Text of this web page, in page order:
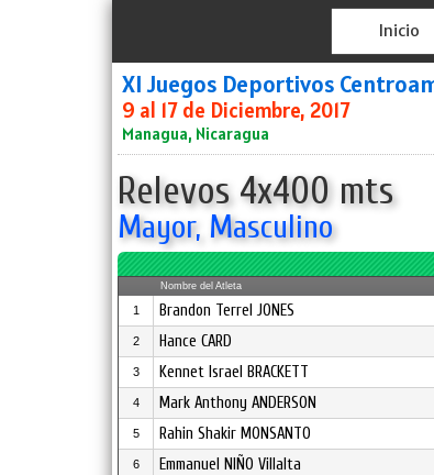
Inicio
XI Juegos Deportivos
9 al 17 de Diciembre, 2017
Managua, Nicaragua
Relevos 4x400 mts
Mayor, Masculino
Nombre del Atleta
1 Brandon Terrel JONES
2 Hance CARD
3 Kennet Israel BRACKETT
4 Mark Anthony ANDERSON
5 Rahin Shakir MONSANTO
6 Emmanuel NIÑO Villalta